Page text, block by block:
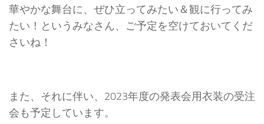
華やかな舞台に、ぜひ立ってみたい＆観に行ってみ
たい！というみなさん、ご予定を空けておいてくだ
さいね！
また、それに伴い、2023年度の発表会用衣装の受注
会も予定しています。